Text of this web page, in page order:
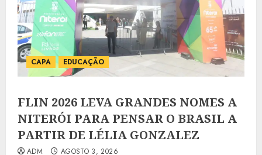
CAPA EDUCAÇÃO
FLIN 2026 LEVA GRANDES NOMES A
NITERÓI PARA PENSAR O BRASIL A
PARTIR DE LÉLIA GONZALEZ
ADM AGOSTO 3, 2026